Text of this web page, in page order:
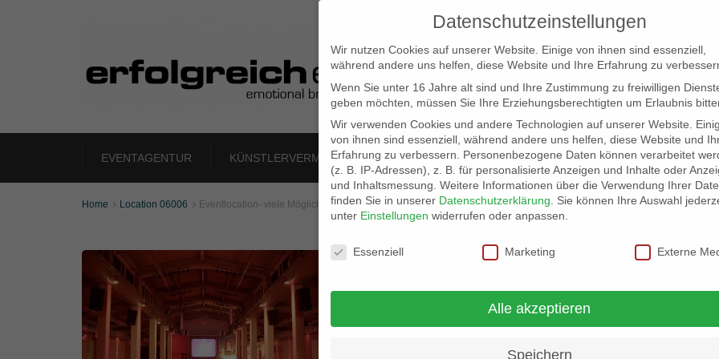
EVENTAGENTUR KÜNSTLERVERMITTLUNG LOCATION SCOUT ELB-LOCATION: PANORAMA
Home  Location 06006  Eventlocation- viele Möglichkeitemn
Datenschutzeinstellungen
Wir nutzen Cookies auf unserer Website. Einige von ihnen sind essenziell,
während andere uns helfen, diese Website und Ihre Erfahrung zu
Wenn Sie unter 16 Jahre alt sind und Ihre Zustimmung zu freiwilligen
geben möchten, müssen Sie Ihre Erziehungsberechtigten um Erlaubnis
Wir verwenden Cookies und andere Technologien auf unserer Website.
von ihnen sind essenziell, während andere uns helfen, diese Website und
Erfahrung zu verbessern.
Personenbezogene Daten können verarbeitet
(z. B. IP-Adressen), z. B. für personalisierte Anzeigen und Inhalte oder
und Inhaltsmessung. Weitere Informationen über die Verwendung Ihrer
finden Sie in unserer Datenschutzerklärung
Sie können Ihre Auswahl
unter Einstellungen widerrufen oder anpassen.
Datenschutzeinstellungen
Essenziell Marketing Externe
Alle akzeptieren
Speichern